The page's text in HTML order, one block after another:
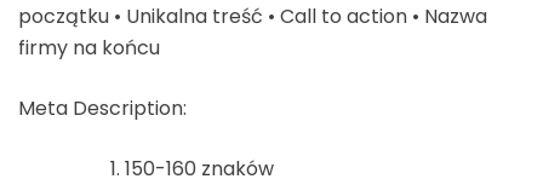
początku • Unikalna treść • Call to action • Nazwa
firmy na końcu
Meta Description:
150-160 znaków